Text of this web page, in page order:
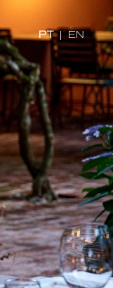
PT | EN